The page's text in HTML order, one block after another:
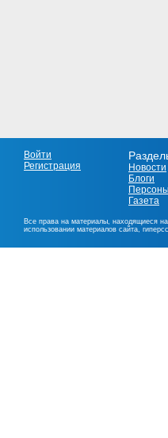
Войти
Регистрация
Новости
Блоги
Персоны
Газета
Все права на материалы, находящиеся
использовании материалов сайта,